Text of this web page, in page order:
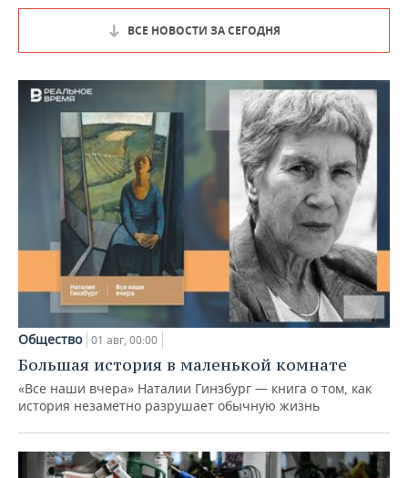
ВСЕ НОВОСТИ ЗА СЕГОДНЯ
Общество 01 авг, 00:00
Большая история в маленькой комнате
«Все наши вчера» Наталии Гинзбург — книга о том, как
история незаметно разрушает обычную жизнь